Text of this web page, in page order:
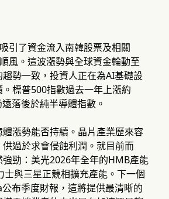
引了資金流入南韓股票及相關
風。這波漲勢與全球資金輪動至
勢一致，投資人正在為AI基礎設
標普500指數過去一年上漲約
落後於純半導體指數。
漲勢能否持續。晶片產業歷來容
過於求會侵蝕利潤。就目前而
勁：美光2026年全年的HMB產能
士與三星正競相擴充產能。下一個
布季度財報，這將提供最清晰的